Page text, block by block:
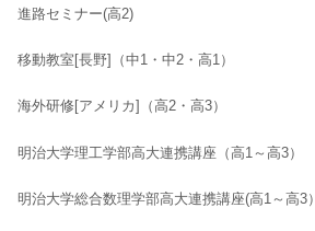
進路セミナー(高2)
移動教室[長野]（中1・中2・高1）
海外研修[アメリカ]（高2・高3）
明治大学理工学部高大連携講座（高1～高3）
明治大学総合数理学部高大連携講座(高1～高3）